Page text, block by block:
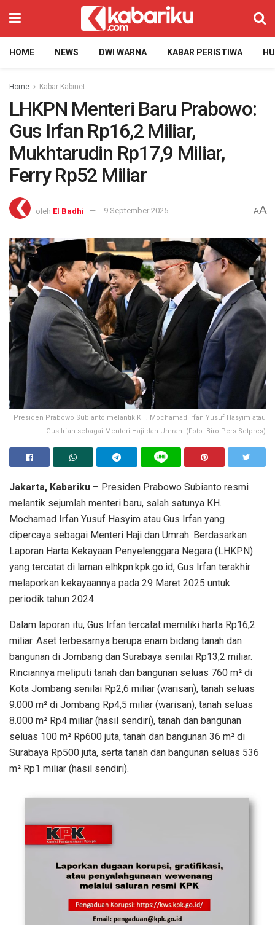
HOME NEWS DWI WARNA KABAR PERISTIWA
Home Kabar Kabinet
LHKPN Menteri Baru Prabowo:
Gus Irfan Rp16,2 Miliar,
Mukhtarudin Rp17,9 Miliar,
Ferry Rp52 Miliar
oleh El Badhi 9 September 2025 AA
Presiden Prabowo Subianto melantik KH. Mochamad Irfan Yusuf Hasyim atau
Gus Irfan sebagai Menteri Haji dan Umrah. (Foto: Biro Pers Setpres)
Jakarta, Kabariku – Presiden Prabowo Subianto resmi
melantik sejumlah menteri baru, salah satunya KH.
Mochamad Irfan Yusuf Hasyim atau Gus Irfan yang
dipercaya sebagai Menteri Haji dan Umrah. Berdasarkan
Laporan Harta Kekayaan Penyelenggara Negara (LHKPN)
yang tercatat di laman elhkpn.kpk.go.id, Gus Irfan terakhir
melaporkan kekayaannya pada 29 Maret 2025 untuk
periodik tahun 2024.
Dalam laporan itu, Gus Irfan tercatat memiliki harta Rp16,2
miliar. Aset terbesarnya berupa enam bidang tanah dan
bangunan di Jombang dan Surabaya senilai Rp13,2 miliar.
Rinciannya meliputi tanah dan bangunan seluas 760 m² di
Kota Jombang senilai Rp2,6 miliar (warisan), tanah seluas
9.000 m² di Jombang Rp4,5 miliar (warisan), tanah seluas
8.000 m² Rp4 miliar (hasil sendiri), tanah dan bangunan
seluas 100 m² Rp600 juta, tanah dan bangunan 36 m² di
Surabaya Rp500 juta, serta tanah dan bangunan seluas 536
m² Rp1 miliar (hasil sendiri).